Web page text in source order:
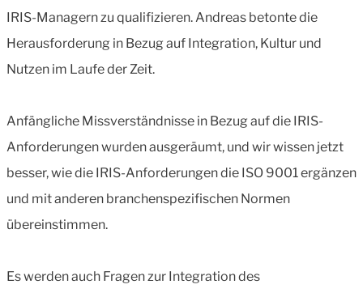
IRIS-Managern zu qualifizieren. Andreas betonte die
Herausforderung in Bezug auf Integration, Kultur und
Nutzen im Laufe der Zeit.
Anfängliche Missverständnisse in Bezug auf die IRIS-
Anforderungen wurden ausgeräumt, und wir wissen jetzt
besser, wie die IRIS-Anforderungen die ISO 9001 ergänzen
und mit anderen branchenspezifischen Normen
übereinstimmen.
Es werden auch Fragen zur Integration des